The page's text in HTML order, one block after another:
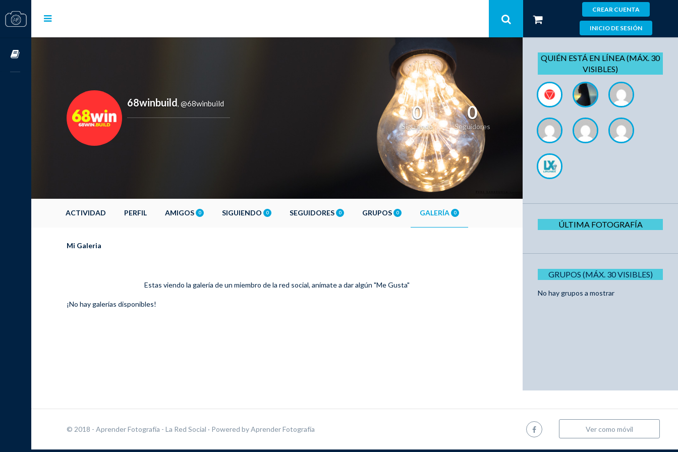
CREAR CUENTA
INICIO DE SESIÓN
68winbuild, @68winbuild 0
Siguiendo
0
Seguidores
ACTIVIDAD PERFIL AMIGOS 0 SIGUIENDO 0 SEGUIDORES 0 GRUPOS 0 GALERÍA 0
Mi Galeria
Estas viendo la galería de un miembro de la red social, anímate a dar algún "Me Gusta"
¡No hay galerías disponibles!
QUIÉN ESTÁ EN LÍNEA (MÁX. 30
VISIBLES)
ÚLTIMA FOTOGRAFÍA
GRUPOS (MÁX. 30 VISIBLES)
No hay grupos a mostrar
© 2018 - Aprender Fotografía - La Red Social · Powered byAprender Fotografía